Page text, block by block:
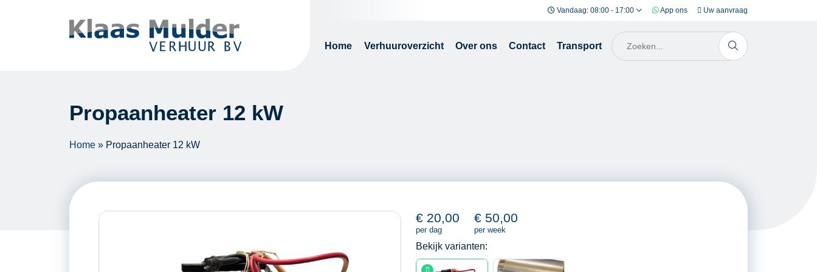
Vandaag: 08:00 - 17:00 App ons Uw aanvraag
Home Verhuuroverzicht Over ons Contact Transport
Propaanheater 12 kW
Home » Propaanheater 12 kW
€ 20,00
per dag
€ 50,00
per week
Bekijk varianten: